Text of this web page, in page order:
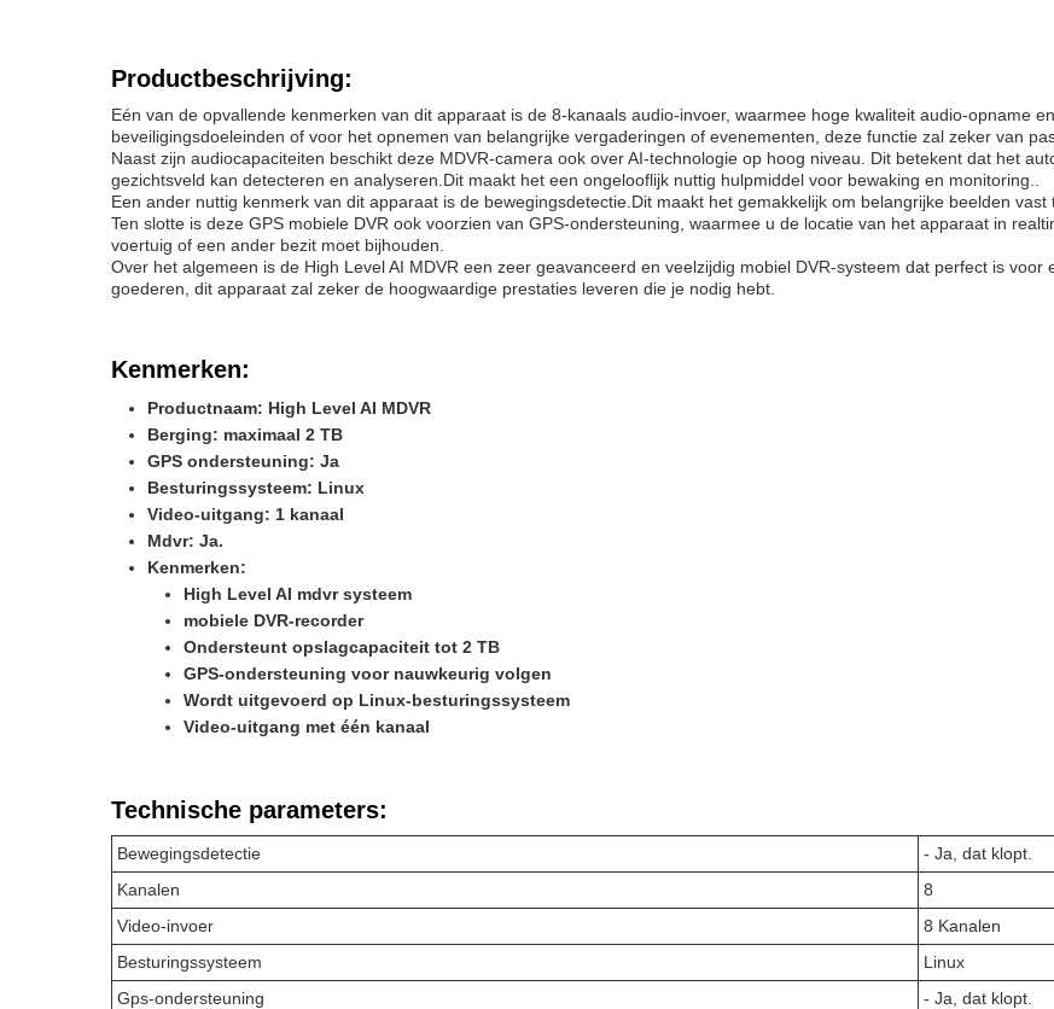
Productbeschrijving:
Eén van de opvallende kenmerken van dit apparaat is de 8-kanaals audio-invoer, waarmee hoge kwaliteit audio-opname
beveiligingsdoeleinden of voor het opnemen van belangrijke vergaderingen of evenementen, deze functie zal zeker van
Naast zijn audiocapaciteiten beschikt deze MDVR-camera ook over AI-technologie op hoog niveau. Dit betekent dat het
gezichtsveld kan detecteren en analyseren.Dit maakt het een ongelooflijk nuttig hulpmiddel voor bewaking en monitoring..
Een ander nuttig kenmerk van dit apparaat is de bewegingsdetectie.Dit maakt het gemakkelijk om belangrijke beelden
Ten slotte is deze GPS mobiele DVR ook voorzien van GPS-ondersteuning, waarmee u de locatie van het apparaat in
voertuig of een ander bezit moet bijhouden.
Over het algemeen is de High Level AI MDVR een zeer geavanceerd en veelzijdig mobiel DVR-systeem dat perfect is
goederen, dit apparaat zal zeker de hoogwaardige prestaties leveren die je nodig hebt.
Kenmerken:
Productnaam: High Level AI MDVR
Berging: maximaal 2 TB
GPS ondersteuning: Ja
Besturingssysteem: Linux
Video-uitgang: 1 kanaal
Mdvr: Ja.
Kenmerken:
High Level AI mdvr systeem
mobiele DVR-recorder
Ondersteunt opslagcapaciteit tot 2 TB
GPS-ondersteuning voor nauwkeurig volgen
Wordt uitgevoerd op Linux-besturingssysteem
Video-uitgang met één kanaal
Technische parameters:
Bewegingsdetectie
- Ja, dat klopt.
Kanalen
8
Video-invoer
8 Kanalen
Besturingssysteem
Linux
Gps-ondersteuning
- Ja, dat klopt.